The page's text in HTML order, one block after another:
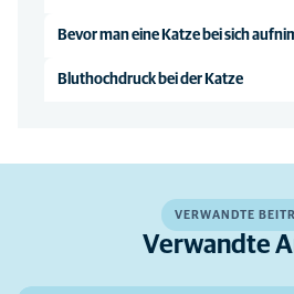
Bevor man eine Katze bei sich
Bluthochdruck bei der Katze
VERWANDTE
Verwandte